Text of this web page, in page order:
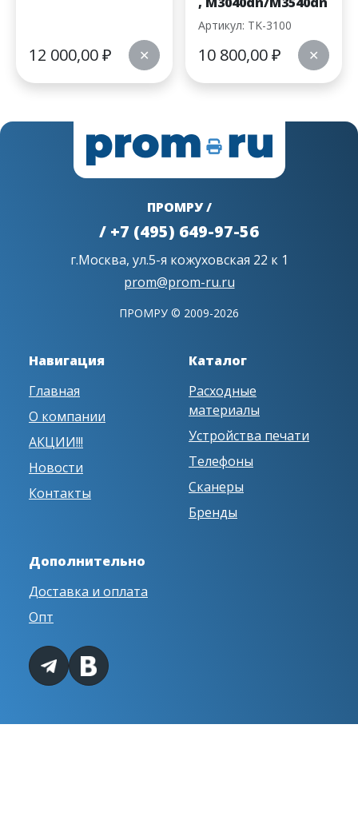
12 000,00₽ ✕
Артикул: TK-3100
10 800,00₽ ✕
ПРОМРУ /
/ +7 (495) 649-97-56
г.Москва, ул.5-я кожуховская 22 к 1
prom@prom-ru.ru
ПРОМРУ © 2009-2026
Навигация
Главная
О компании
АКЦИИ!!!
Новости
Контакты
Каталог
Расходные
материалы
Устройства печати
Телефоны
Сканеры
Бренды
Дополнительно
Доставка и оплата
Опт